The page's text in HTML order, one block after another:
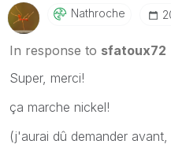
Nathroche
In response to sfatoux72
Super, merci!
ça marche nickel!
(j'aurai dû demander